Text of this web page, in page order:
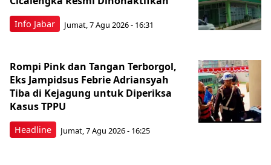
Info Jabar Jumat, 7 Agu 2026 - 16:31
Headline
Rompi Pink dan Tangan Terborgol,
Eks Jampidsus Febrie Adriansyah
Tiba di Kejagung untuk Diperiksa
Kasus TPPU
Jumat, 7 Agu 2026 - 16:25